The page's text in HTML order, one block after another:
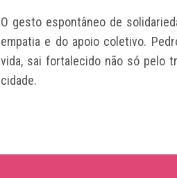
O gesto espontâneo de
empatia e do apoio coletivo.
vida, sai fortalecido não só pelo
cidade.